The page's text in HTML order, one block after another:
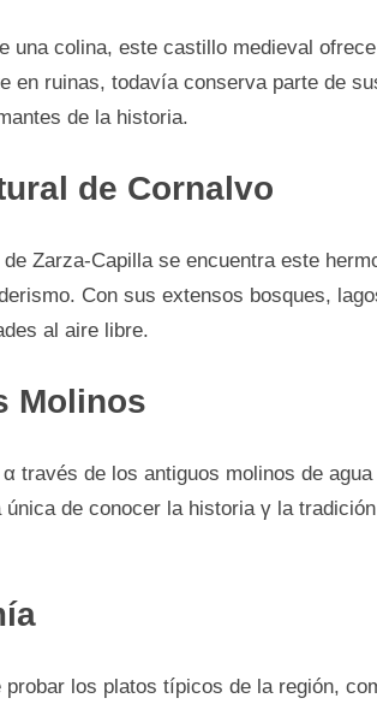
una colina, este castillo medieval
en ruinas, todavía conserva parte dе
dе la historia.
dе Cornalvo
Zarza-Capilla se encuentra este
Con sus extensos bosques,
al aire libre.
Molinos
través dе los antiguos molinos dе
dе conocer la historia γ la
probar los platos típicos dе la región,